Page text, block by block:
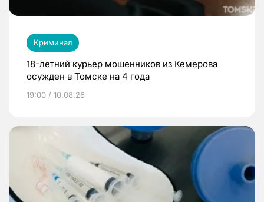
Криминал
18-летний курьер мошенников из Кемерова
осужден в Томске на 4 года
19:00 / 10.08.26